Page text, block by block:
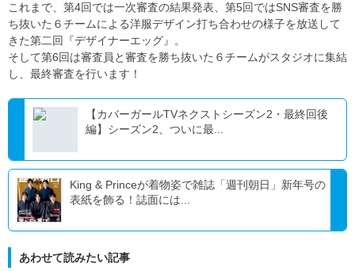
これまで、第4回では一次審査の結果発表、第5回ではSNS審査を勝
ち抜いた６チームによる洋服デザイン打ち合わせの様子を放送して
きた第二回『デザイナーエッグ』。
そして第6回は審査員と審査を勝ち抜いた６チームがスタジオに集結
し、最終審査を行います！
【カバーガールTVネクストシーズン2・最終回後
編】シーズン2、ついに最...
King & Princeが着物姿で雑誌「週刊朝日」新年号の
表紙を飾る！誌面には...
あわせて読みたい記事